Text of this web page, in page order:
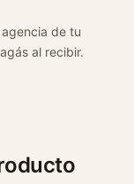
de tu
al recibir.